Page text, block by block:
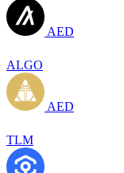
AED
ALGO
AED
TLM